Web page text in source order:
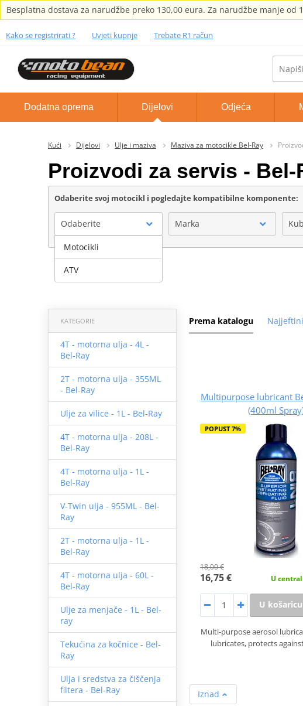
Besplatna dostava za narudžbe preko 130,00 eura. Za narudžbe manje od
Kako se registrirati ? Uvjeti kupnje Trebate R1 račun
Dodatna oprema Dijelovi Odjeća
Kući Dijelovi Ulje i maziva Maziva za motocikle Bel-Ray
Proizvodi za servis - Bel-
Odaberite svoj motocikl i pogledajte kompatibilne komponente:
Odaberite Marka
Prema katalogu
KATEGORIE
4T - motorna ulja - 4L -
Bel-Ray
2T - motorna ulja - 355ML
- Bel-Ray
Ulje za vilice - 1L - Bel-Ray
4T - motorna ulja - 208L -
Bel-Ray
4T - motorna ulja - 1L -
Bel-Ray
V-Twin ulja - 955ML - Bel-
Ray
2T - motorna ulja - 1L -
Bel-Ray
4T - motorna ulja - 60L -
Bel-Ray
Ulje za menjače - 1L - Bel-
ray
Tekućina za kočnice - Bel-
Ray
Ulja i sredstva za čiščenja
filtera - Bel-Ray
Multipurpose lubricant
(400ml
POPUST 7%
18,00 €
16,75 € U
U košaricu
Multi-purpose aerosol
lubricates, protects
Iznad
Motocikli
ATV